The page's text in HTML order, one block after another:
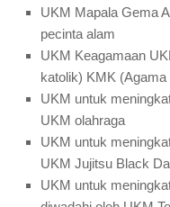
UKM Mapala Gema
pecinta alam
UKM Keagamaan
katolik) KMK (Agama
UKM untuk
UKM olahraga
UKM untuk
UKM Jujitsu Black
UKM untuk